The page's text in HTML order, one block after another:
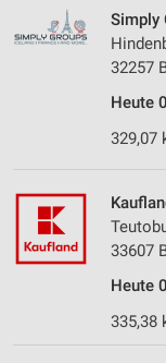
Simply
32257
Heute
329,07
33607
Heute
335,38